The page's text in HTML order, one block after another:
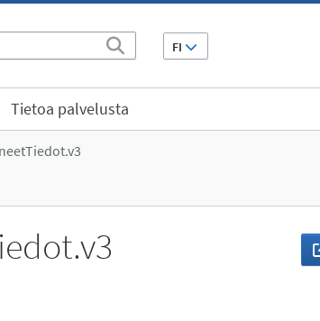
FI
Tietoa palvelusta